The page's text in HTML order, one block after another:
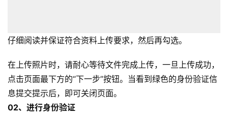
仔细阅读并保证符合资料上传要求，然后再勾选。
在上传照片时，请耐心等待文件完成上传，一旦上传成功，
点击页面最下方的“下一步”按钮。当看到绿色的身份验证信
息提交提示后，即可关闭页面。
02、 进行身份验证